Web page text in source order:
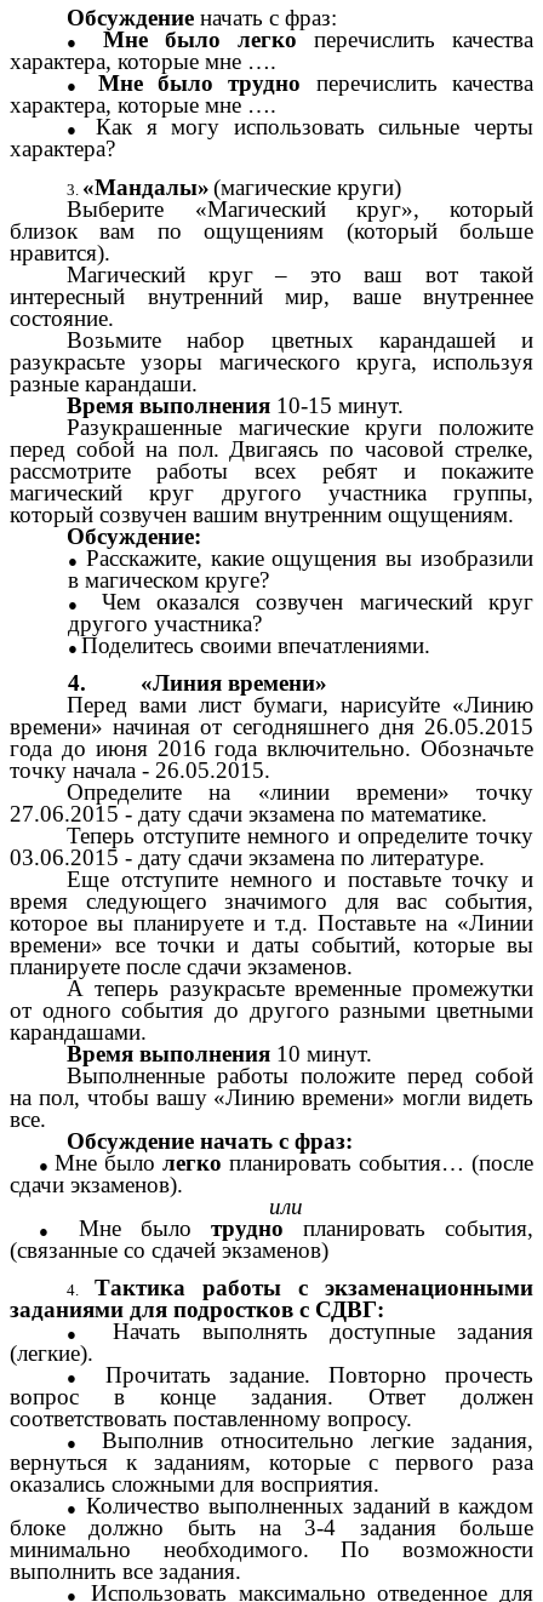
Обсуждение начать с фраз:
Мне было легко перечислить качества
характера, которые мне ….
Мне было трудно перечислить качества
характера, которые мне ….
Как я могу использовать сильные черты
характера?
«Мандалы» (магические круги)
Выберите «Магический круг», который
близок вам по ощущениям (который больше
нравится).
Магический круг – это ваш вот такой
интересный внутренний мир, ваше внутреннее
состояние.
Возьмите набор цветных карандашей и
разукрасьте узоры магического круга, используя
разные карандаши.
Время выполнения 10-15 минут.
Разукрашенные магические круги положите
перед собой на пол. Двигаясь по часовой стрелке,
рассмотрите работы всех ребят и покажите
магический круг другого участника группы,
который созвучен вашим внутренним ощущениям.
Обсуждение:
Расскажите, какие ощущения вы изобразили
в магическом круге?
Чем оказался созвучен магический круг
другого участника?
Поделитесь своими впечатлениями.
4. «Линия времени»
Перед вами лист бумаги, нарисуйте «Линию
времени» начиная от сегодняшнего дня 26.05.2015
года до июня 2016 года включительно. Обозначьте
точку начала - 26.05.2015.
Определите на «линии времени» точку
27.06.2015 - дату сдачи экзамена по математике.
Теперь отступите немного и определите точку
03.06.2015 - дату сдачи экзамена по литературе.
Еще отступите немного и поставьте точку и
время следующего значимого для вас события,
которое вы планируете и т.д. Поставьте на «Линии
времени» все точки и даты событий, которые вы
планируете после сдачи экзаменов.
А теперь разукрасьте временные промежутки
от одного события до другого разными цветными
карандашами.
Время выполнения 10 минут.
Выполненные работы положите перед собой
на пол, чтобы вашу «Линию времени» могли видеть
все.
Обсуждение начать с фраз:
Мне было легко планировать события… (после
сдачи экзаменов).
или
Мне было трудно планировать события,
(связанные со сдачей экзаменов)
Тактика работы с экзаменационными
заданиями для подростков с СДВГ:
Начать выполнять доступные задания
(легкие).
Прочитать задание. Повторно прочесть
вопрос в конце задания. Ответ должен
соответствовать поставленному вопросу.
Выполнив относительно легкие задания,
вернуться к заданиям, которые с первого раза
оказались сложными для восприятия.
Количество выполненных заданий в каждом
блоке должно быть на 3-4 задания больше
минимально необходимого. По возможности
выполнить все задания.
Использовать максимально отведенное для